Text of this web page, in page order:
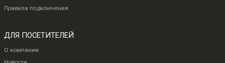
Правила подключения
ДЛЯ ПОСЕТИТЕЛЕЙ
О компании